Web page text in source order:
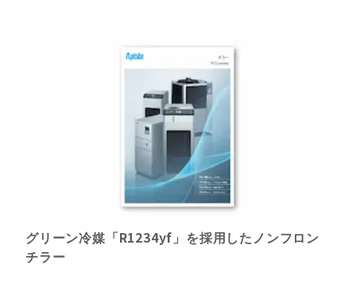
グリーン冷媒「R1234yf」を採用したノンフロン
チラー